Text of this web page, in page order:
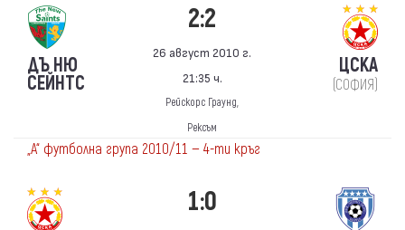
ДЪ НЮ
СЕЙНТС
2:2
26 август 2010 г.
21:35 ч.
Рейскорс Граунд,
Рексъм
ЦСКА
(СОФИЯ)
„А“ футболна група 2010/11 — 4-ти кръг
1:0